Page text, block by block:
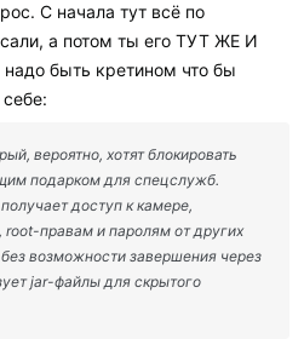
С начала тут всё по
а потом ты его ТУТ ЖЕ И
быть кретином что бы
вероятно, хотят блокировать
подарком для спецслужб.
доступ к камере,
правам и паролям от других
возможности завершения через
jar-файлы для скрытого